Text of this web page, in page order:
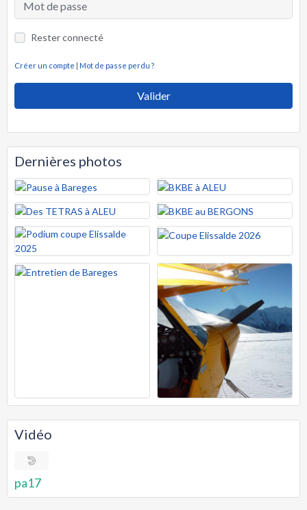
Rester connecté
Créer un compte | Mot de passe perdu ?
Valider
Dernières photos
Vidéo
pa17